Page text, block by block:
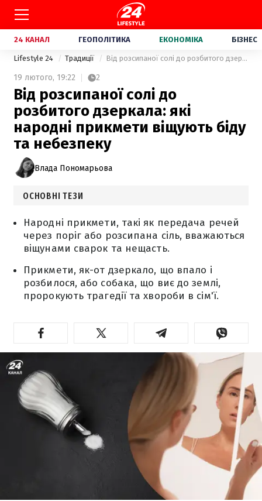
24 КАНАЛ ГЕОПОЛІТИКА ЕКОНОМІКА БІЗНЕС
Lifestyle 24 Традиції Від розсипаної солі до розбитого дзеркала: які народні прикмети віщують біду та небезпеку
19 лютого, 19:22 2
Від розсипаної солі до
розбитого дзеркала: які
народні прикмети віщують біду
та небезпеку
Влада Пономарьова
ОСНОВНІ ТЕЗИ
Народні прикмети, такі як передача речей
через поріг або розсипана сіль, вважаються
віщунами сварок та нещасть.
Прикмети, як-от дзеркало, що впало і
розбилося, або собака, що виє до землі,
пророкують трагедії та хвороби в сім'ї.